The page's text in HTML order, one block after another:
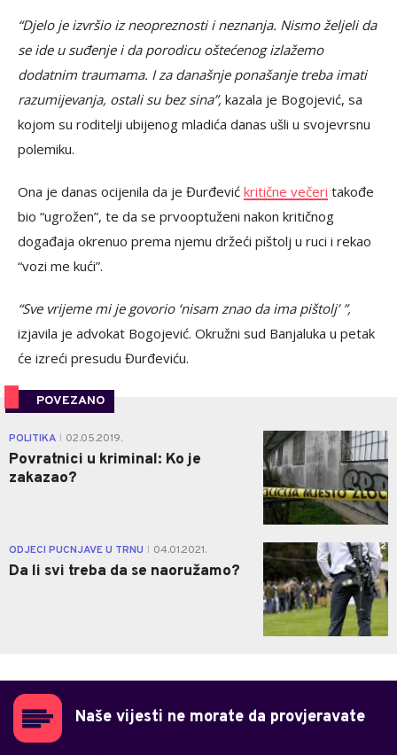
“Djelo je izvršio iz neopreznosti i neznanja. Nismo željeli da
se ide u suđenje i da porodicu oštećenog izlažemo
dodatnim traumama. I za današnje ponašanje treba imati
razumijevanja, ostali su bez sina”, kazala je Bogojević, sa
kojom su roditelji ubijenog mladića danas ušli u svojevrsnu
polemiku.
Ona je danas ocijenila da je Đurđević kritične večeri takođe
bio “ugrožen”, te da se prvooptuženi nakon kritičnog
događaja okrenuo prema njemu držeći pištolj u ruci i rekao
“vozi me kući”.
“Sve vrijeme mi je govorio ‘nisam znao da ima pištolj’ ”,
izjavila je advokat Bogojević. Okružni sud Banjaluka u petak
će izreći presudu Đurđeviću.
POVEZANO
POLITIKA 02.05.2019.
Povratnici u kriminal: Ko je
zakazao?
1
ODJECI PUCNJAVE U TRNU 04.01.2021.
Da li svi treba da se naoružamo?
2
Naše vijesti ne morate da provjeravate